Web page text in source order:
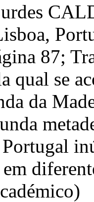
87;
qual se
da